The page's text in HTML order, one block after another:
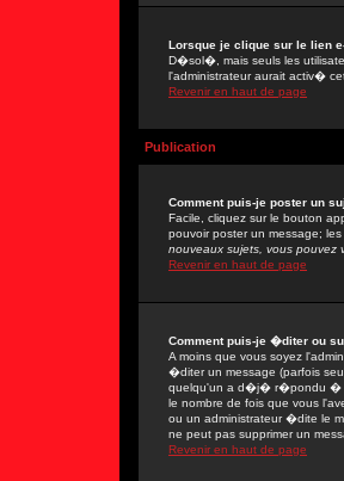
Lorsque je clique sur le lien
D�sol�, mais seuls les
l'administrateur aurait activ�
Revenir en haut de page
Publication
Comment puis-je poster un
Facile, cliquez sur le bouton
pouvoir poster un message;
nouveaux sujets, vous pouvez
Revenir en haut de page
Comment puis-je �diter ou
A moins que vous soyez
�diter un message (parfois
quelqu'un a d�j� r�pondu �
le nombre de fois que vous
ou un administrateur �dite le
ne peut pas supprimer un
Revenir en haut de page